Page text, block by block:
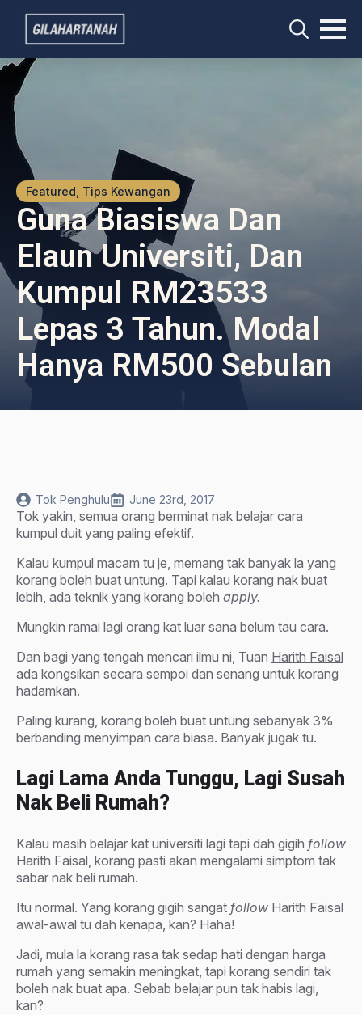
Search
Featured, Tips Kewangan
Guna Biasiswa Dan
Elaun Universiti, Dan
Kumpul RM23533
Lepas 3 Tahun. Modal
Hanya RM500 Sebulan
Tok Penghulu June 23rd, 2017
Tok yakin, semua orang berminat nak belajar cara
kumpul duit yang paling efektif.
Kalau kumpul macam tu je, memang tak banyak la yang
korang boleh buat untung. Tapi kalau korang nak buat
lebih, ada teknik yang korang boleh apply.
Mungkin ramai lagi orang kat luar sana belum tau cara.
Dan bagi yang tengah mencari ilmu ni, Tuan Harith Faisal
ada kongsikan secara sempoi dan senang untuk korang
hadamkan.
Paling kurang, korang boleh buat untung sebanyak 3%
berbanding menyimpan cara biasa. Banyak jugak tu.
Lagi Lama Anda Tunggu, Lagi Susah
Nak Beli Rumah?
Kalau masih belajar kat universiti lagi tapi dah gigih follow
Harith Faisal, korang pasti akan mengalami simptom tak
sabar nak beli rumah.
Itu normal. Yang korang gigih sangat follow Harith Faisal
awal-awal tu dah kenapa, kan? Haha!
Jadi, mula la korang rasa tak sedap hati dengan harga
rumah yang semakin meningkat, tapi korang sendiri tak
boleh nak buat apa. Sebab belajar pun tak habis lagi,
kan?